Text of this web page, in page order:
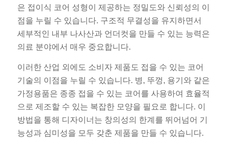
은 접이식 코어 성형이 제공하는 정밀도와 신뢰성의 이
점을 누릴 수 있습니다. 구조적 무결성을 유지하면서
세부적인 내부 나사산과 언더컷을 만들 수 있는 능력은
의료 분야에서 매우 중요합니다.
이러한 산업 외에도 소비자 제품도 접을 수 있는 코어
기술의 이점을 누릴 수 있습니다. 병, 뚜껑, 용기와 같은
가정용품은 종종 접을 수 있는 코어를 사용하여 효율적
으로 제조할 수 있는 복잡한 모양을 필요로 합니다. 이
방법을 통해 디자이너는 창의성의 한계를 뛰어넘어 기
능성과 심미성을 모두 갖춘 제품을 만들 수 있습니다.